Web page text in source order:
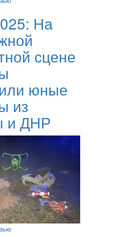
На
сцене
юные
из
и ДНР